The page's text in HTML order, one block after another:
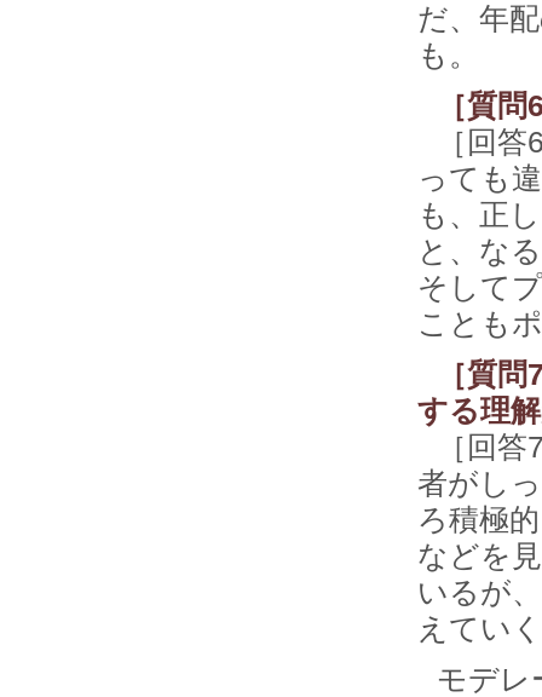
だ、年
も。
［質
［回
っても
も、正
と、な
そして
ことも
［質
する理
［回
者がし
ろ積極
などを
いるが
えてい
モデレ